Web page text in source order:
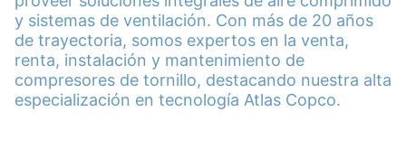
y sistemas de ventilación. Con más de 20 años
de trayectoria, somos expertos en la venta,
renta, instalación y mantenimiento de
compresores de tornillo, destacando nuestra alta
especialización en tecnología Atlas Copco.